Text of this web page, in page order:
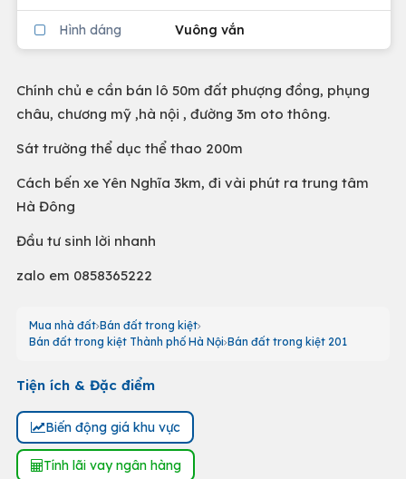
Hình dáng Vuông vắn
Chính chủ e cần bán lô 50m đất phượng đồng, phụng
châu, chương mỹ ,hà nội , đường 3m oto thông.
Sát trường thể dục thể thao 200m
Cách bến xe Yên Nghĩa 3km, đi vài phút ra trung tâm
Hà Đông
Đầu tư sinh lời nhanh
zalo em 0858365222
Mua nhà đất Bán đất trong kiệt
Bán đất trong kiệt Thành phố Hà Nội Bán đất trong kiệt 201
Tiện ích & Đặc điểm
Biến động giá khu vực
Tính lãi vay ngân hàng